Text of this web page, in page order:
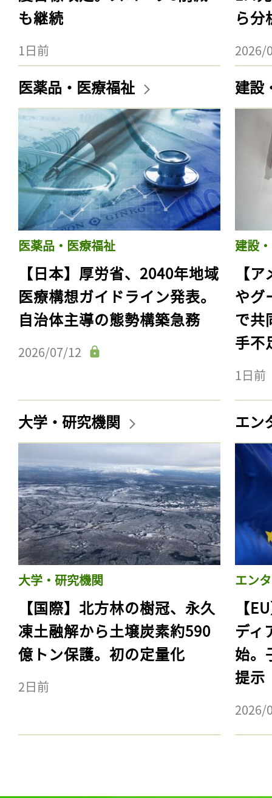
も継続
1日前
ら分
2026/
医薬品・医療福祉
医薬品・医療福祉
【日本】厚労省、2040年地域
医療構想ガイドライン発表。
自治体主導の態勢構築急務
2026/07/12
建設
建設
【
やグ
で共
手不
1日前
大学・研究機関
大学・研究機関
【国際】北方林の樹冠、永久
凍土融解から土壌炭素約590
億トン保護。初の定量化
2日前
エン
エン
【
ディ
始。
提示
2026/
記事をお気に入りに